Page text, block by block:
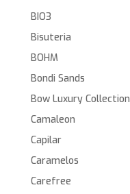
BIO3
Bisuteria
BOHM
Bondi Sands
Bow Luxury Collection
Camaleon
Capilar
Caramelos
Carefree